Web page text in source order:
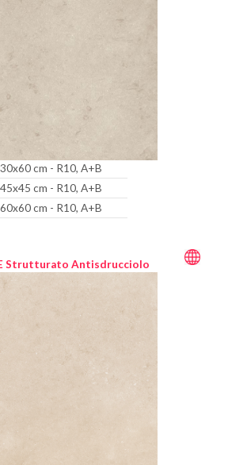
30x60 cm - R10, A+B
45x45 cm - R10, A+B
60x60 cm - R10, A+B
Strutturato Antisdrucciolo